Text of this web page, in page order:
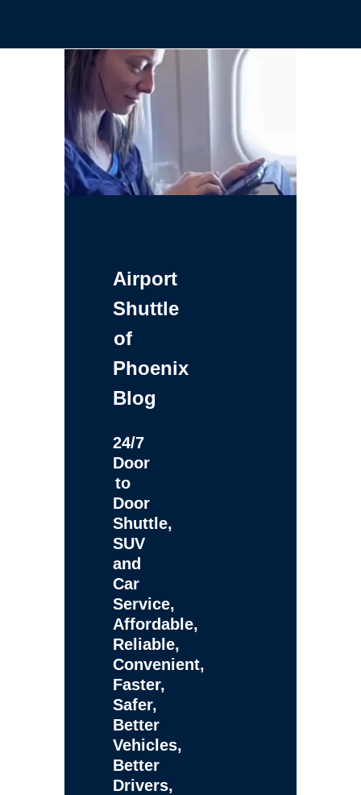
Airport
Shuttle
of
Phoenix
Blog
24/7
Door
to
Door
Shuttle,
SUV
and
Car
Service,
Affordable,
Reliable,
Convenient,
Faster,
Safer,
Better
Vehicles,
Better
Drivers,